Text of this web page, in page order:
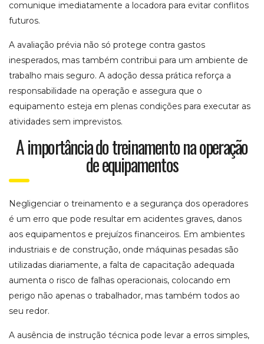
comunique imediatamente a locadora para evitar conflitos
futuros.
A avaliação prévia não só protege contra gastos
inesperados, mas também contribui para um ambiente de
trabalho mais seguro. A adoção dessa prática reforça a
responsabilidade na operação e assegura que o
equipamento esteja em plenas condições para executar as
atividades sem imprevistos.
A importância do treinamento na operação
de equipamentos
Negligenciar o treinamento e a segurança dos operadores
é um erro que pode resultar em acidentes graves, danos
aos equipamentos e prejuízos financeiros. Em ambientes
industriais e de construção, onde máquinas pesadas são
utilizadas diariamente, a falta de capacitação adequada
aumenta o risco de falhas operacionais, colocando em
perigo não apenas o trabalhador, mas também todos ao
seu redor.
A ausência de instrução técnica pode levar a erros simples,